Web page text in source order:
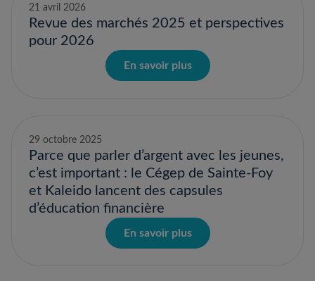
21 avril 2026
Revue des marchés 2025 et perspectives
pour 2026
En savoir plus
29 octobre 2025
Parce que parler d’argent avec les jeunes,
c’est important : le Cégep de Sainte-Foy
et Kaleido lancent des capsules
d’éducation financière
En savoir plus